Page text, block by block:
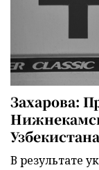
Захарова:
Узбекистана
В результате